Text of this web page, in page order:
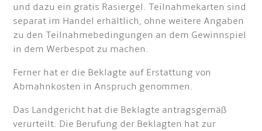
und dazu ein gratis Rasiergel. Teilnahmekarten sind
separat im Handel erhältlich, ohne weitere Angaben
zu den Teilnahmebedingungen an dem Gewinnspiel
in dem Werbespot zu machen.
Ferner hat er die Beklagte auf Erstattung von
Abmahnkosten in Anspruch genommen.
Das Landgericht hat die Beklagte antragsgemäß
verurteilt. Die Berufung der Beklagten hat zur